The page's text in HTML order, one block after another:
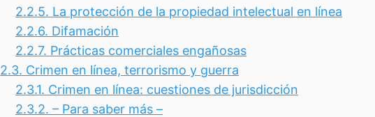
2.2.5. La protección de la propiedad intelectual en línea
2.2.6. Difamación
2.2.7. Prácticas comerciales engañosas
2.3. Crimen en línea, terrorismo y guerra
2.3.1. Crimen en línea: cuestiones de jurisdicción
2.3.2. – Para saber más –